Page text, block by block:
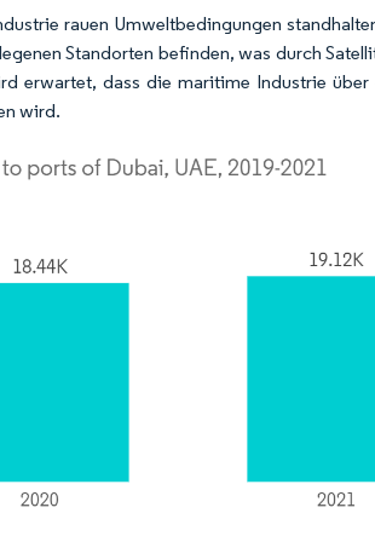
rauen Umweltbedingungen
Standorten befinden, was durch
erwartet, dass die maritime Industrie
wird.